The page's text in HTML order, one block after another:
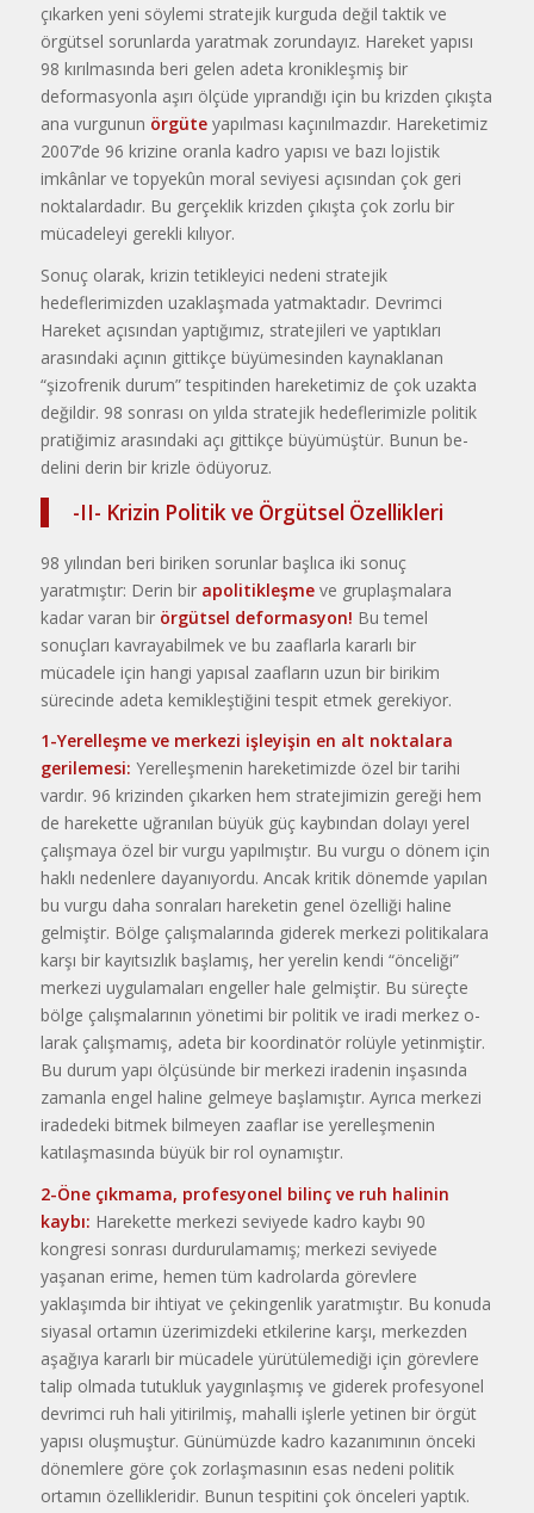
çıkarken yeni söylemi strate­jik kurguda değil taktik ve
örgütsel sorunlarda yaratmak zorundayız. Hareket yapısı
98 kırılmasında beri gelen adeta kronikleşmiş bir
deformasyonla aşırı ölçüde yıprandığı i­çin bu krizden çıkışta
ana vurgunun örgüteyapılması kaçınılmazdır. Ha­reketimiz
2007’de 96 krizine oranla kadro yapısı ve bazı lojistik
imkân­lar ve topyekûn moral seviyesi açı­sından çok geri
noktalardadır. Bu gerçeklik krizden çıkışta çok zorlu bir
mücadeleyi gerekli kılıyor.
Sonuç olarak, krizin tetikleyici nedeni stratejik
hedeflerimizden u­zaklaşmada yatmaktadır. Devrimci
Hareket açısından yaptığımız, stratejileri ve yaptıkları
arasındaki açının gittikçe büyümesinden kaynaklanan
“şizofrenik durum” tespitinden hare­ketimiz de çok uzakta
değildir. 98 sonrası on yılda stratejik hedefleri­mizle politik
pratiğimiz arasındaki açı gittikçe büyümüştür. Bunun be­
delini derin bir krizle ödüyoruz.
-II- Krizin Politik ve Örgütsel Özellikleri
98 yılından beri biriken sorunlar başlıca iki sonuç
yaratmıştır: Derin bir apolitikleşmeve gruplaşmalara
kadar varan bir örgütsel deformasyon! Bu temel
sonuçları kavrayabil­mek ve bu zaaflarla kararlı bir
mücadele için hangi yapısal zaafların u­zun bir birikim
sürecinde adeta kemikleştiğini tespit etmek gerekiyor.
1-Yerelleşme ve merkezi işleyi­şin en alt noktalara
gerilemesi: Ye­relleşmenin hareketimizde özel bir tarihi
vardır. 96 krizinden çıkarken hem stratejimizin gereği hem
de ha­rekette uğranılan büyük güç kaybın­dan dolayı yerel
çalışmaya özel bir vurgu yapılmıştır. Bu vurgu o dönem için
haklı nedenlere dayanıyordu. Ancak kritik dönemde yapılan
bu vurgu daha sonraları hareketin genel özelliği haline
gelmiştir. Bölge çalış­malarında giderek merkezi politika­lara
karşı bir kayıtsızlık başlamış, her yerelin kendi “önceliği”
merkezi uygulamaları engeller hale gelmiştir. Bu süreçte
bölge çalışmalarının yönetimi bir politik ve iradi merkez o­
larak çalışmamış, adeta bir koordi­natör rolüyle yetinmiştir.
Bu durum yapı ölçüsünde bir merkezi iradenin inşasında
zamanla engel haline gel­meye başlamıştır. Ayrıca merkezi
i­radedeki bitmek bilmeyen zaaflar ise yerelleşmenin
katılaşmasında büyük bir rol oynamıştır.
2-Öne çıkmama, profesyonel bilinç ve ruh halinin
kaybı: Hare­kette merkezi seviyede kadro kaybı 90
kongresi sonrası durdurulamamış; merkezi seviyede
yaşanan eri­me, hemen tüm kadrolarda görevlere
yaklaşımda bir ihtiyat ve çekingen­lik yaratmıştır. Bu konuda
siyasal ortamın üzerimizdeki etkilerine kar­şı, merkezden
aşağıya kararlı bir mücadele yürütülemediği için görev­lere
talip olmada tutukluk yaygınlaş­mış ve giderek profesyonel
devrimci ruh hali yitirilmiş, mahalli işlerle ye­tinen bir örgüt
yapısı oluşmuştur. Günümüzde kadro kazanımının ön­ceki
dönemlere göre çok zorlaşması­nın esas nedeni politik
ortamın özellikleridir. Bunun tespitini çok önce­leri yaptık.